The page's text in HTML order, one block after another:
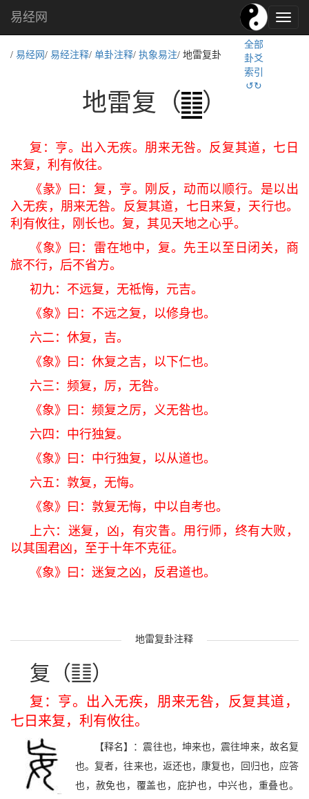
易
经
易经网
全部
卦爻
索引
↺↻
/ 易经网 / 易经注释/ 单卦注释/ 执象易注/ 地雷复卦
地雷复（ ）
复：亨。出入无疾。朋来无咎。反复其道，七日
来复，利有攸往。
《彖》曰：复，亨。刚反，动而以顺行。是以出
入无疾，朋来无咎。反复其道，七日来复，天行也。
利有攸往，刚长也。复，其见天地之心乎。
《象》曰：雷在地中，复。先王以至日闭关，商
旅不行，后不省方。
初九：不远复，无祗悔，元吉。
《象》曰：不远之复，以修身也。
六二：休复，吉。
《象》曰：休复之吉，以下仁也。
六三：频复，厉，无咎。
《象》曰：频复之厉，义无咎也。
六四：中行独复。
《象》曰：中行独复，以从道也。
六五：敦复，无悔。
《象》曰：敦复无悔，中以自考也。
上六：迷复，凶，有灾眚。用行师，终有大败，
以其国君凶，至于十年不克征。
《象》曰：迷复之凶，反君道也。
地雷复卦注释
复（v）
复：亨。出入无疾，朋来无咎，反复其道，
七日来复，利有攸往。
【释名】：震往也，坤来也，震往坤来，故名复
也。复者，往来也，返还也，康复也，回归也，应答
也，赦免也，覆盖也，庇护也，中兴也，重叠也。